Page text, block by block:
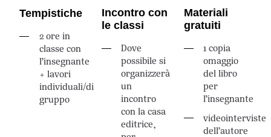
vostri avversari
sono difficili da
battere.” Quando si
usa la
parola capolavori,
il primo pensiero
va al mondo
dell’arte: pittura,
scultura,
Tempistiche
2 ore in
classe con
l’insegnante
+ lavori
individuali/di
gruppo
Incontro con
le classi
Dove
possibile si
organizzerà
un
incontro
con la casa
editrice,
Materiali
gratuiti
1 copia
omaggio
del libro
per
l’insegnante
videointerviste
dell’autore